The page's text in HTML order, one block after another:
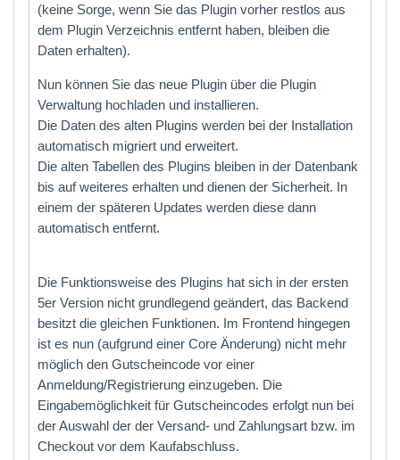
(keine Sorge, wenn Sie das Plugin vorher restlos aus
dem Plugin Verzeichnis entfernt haben, bleiben die
Daten erhalten).
Nun können Sie das neue Plugin über die Plugin
Verwaltung hochladen und installieren.
Die Daten des alten Plugins werden bei der Installation
automatisch migriert und erweitert.
Die alten Tabellen des Plugins bleiben in der Datenbank
bis auf weiteres erhalten und dienen der Sicherheit. In
einem der späteren Updates werden diese dann
automatisch entfernt.
Die Funktionsweise des Plugins hat sich in der ersten
5er Version nicht grundlegend geändert, das Backend
besitzt die gleichen Funktionen. Im Frontend hingegen
ist es nun (aufgrund einer Core Änderung) nicht mehr
möglich den Gutscheincode vor einer
Anmeldung/Registrierung einzugeben. Die
Eingabemöglichkeit für Gutscheincodes erfolgt nun bei
der Auswahl der der Versand- und Zahlungsart bzw. im
Checkout vor dem Kaufabschluss.